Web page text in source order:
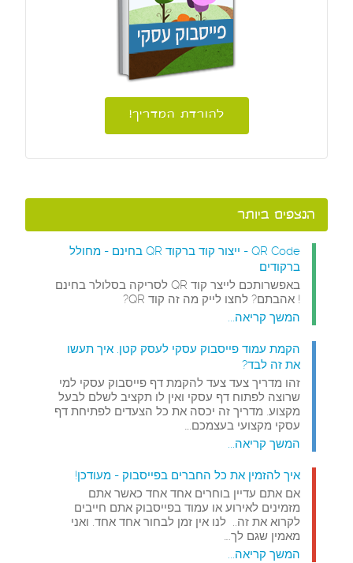
להורדת המדריך!
הנצפים ביותר
QR Code - ייצור קוד ברקוד QR בחינם - מחולל
ברקודים
באפשרותכם לייצר קוד QR לסריקה בסלולר בחינם
! אהבתם? לחצו לייק מה זה קוד QR?
המשך קריאה...
הקמת עמוד פייסבוק עסקי לעסק קטן. איך תעשו
את זה לבד?
זהו מדריך צעד צעד להקמת דף פייסבוק עסקי למי
שרוצה לפתוח דף עסקי ואין לו תקציב לשלם לבעל
מקצוע. מדריך זה יכסה את כל הצעדים לפתיחת דף
עסקי מקצועי בעצמכם.…
המשך קריאה...
איך להזמין את כל החברים בפייסבוק - מעודכן!
אם אתם עדיין בוחרים אחד אחד כאשר אתם
מזמינים לאירוע או עמוד בפייסבוק אתם חייבים
לקרוא את זה.. לנו אין זמן לבחור אחד אחד. ואני
מאמין שגם לך.…
המשך קריאה...